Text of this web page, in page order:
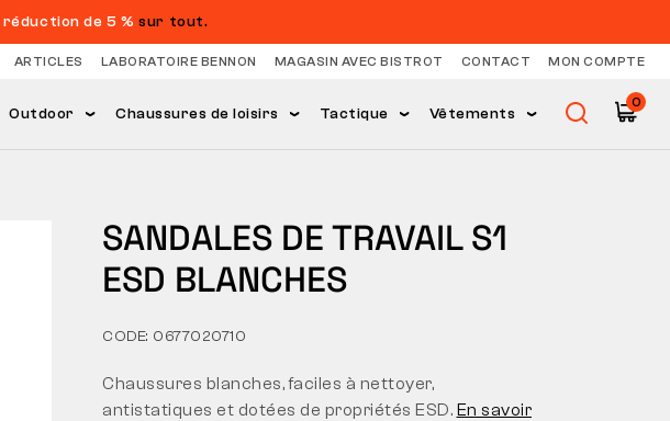
réduction de 5 % sur tout.
ARTICLES LABORATOIRE BENNON MAGASIN AVEC BISTROT CONTACT MON COMPTE
Outdoor Chaussures de loisirs Tactique Vêtements
0
SANDALES DE TRAVAIL S1
ESD BLANCHES
CODE: 0677020710
Chaussures blanches, faciles à nettoyer,
antistatiques et dotées de propriétés ESD. En savoir